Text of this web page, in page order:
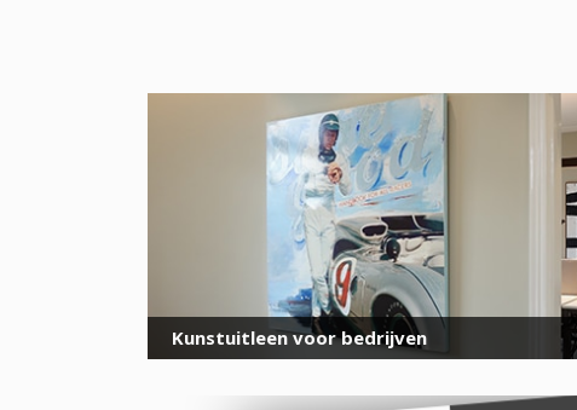
Kunstuitleen voor bedrijven